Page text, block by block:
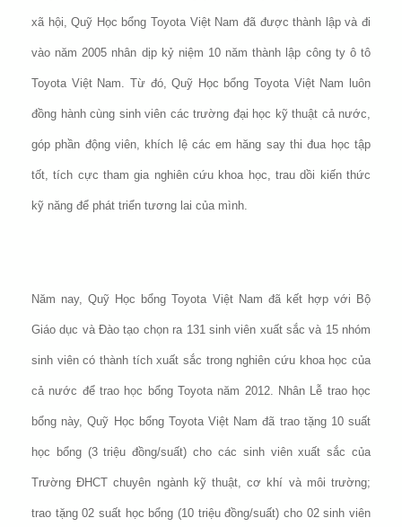
xã hội, Quỹ Học bổng Toyota Việt Nam đã được thành lập và đi
vào năm 2005 nhân dịp kỷ niệm 10 năm thành lập công ty ô tô
Toyota Việt Nam. Từ đó, Quỹ Học bổng Toyota Việt Nam luôn
đồng hành cùng sinh viên các trường đại học kỹ thuật cả nước,
góp phần động viên, khích lệ các em hăng say thi đua học tập
tốt, tích cực tham gia nghiên cứu khoa học, trau dồi kiến thức
kỹ năng để phát triển tương lai của mình.
Năm nay, Quỹ Học bổng Toyota Việt Nam đã kết hợp với Bộ
Giáo dục và Đào tạo chọn ra 131 sinh viên xuất sắc và 15 nhóm
sinh viên có thành tích xuất sắc trong nghiên cứu khoa học của
cả nước để trao học bổng Toyota năm 2012. Nhân Lễ trao học
bổng này, Quỹ Học bổng Toyota Việt Nam đã trao tặng 10 suất
học bổng (3 triệu đồng/suất) cho các sinh viên xuất sắc của
Trường ĐHCT chuyên ngành kỹ thuật, cơ khí và môi trường;
trao tặng 02 suất học bổng (10 triệu đồng/suất) cho 02 sinh viên